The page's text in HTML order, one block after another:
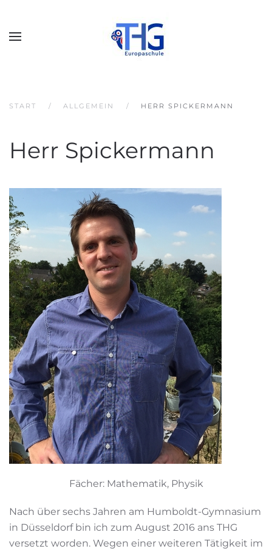
START ALLGEMEIN HERR SPICKERMANN
Herr Spickermann
Fächer: Mathematik, Physik
Nach über sechs Jahren am Humboldt-Gymnasium
in Düsseldorf bin ich zum August 2016 ans THG
versetzt worden. Wegen einer weiteren Tätigkeit im